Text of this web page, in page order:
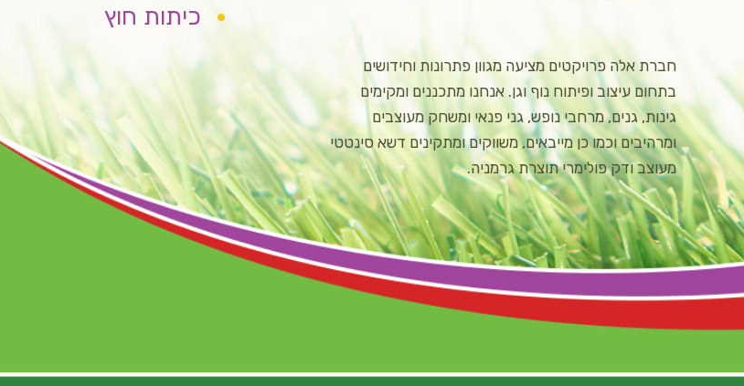
חברת אלה פרויקטים מציעה מגוון פתרונות וחידושים
בתחום עיצוב ופיתוח נוף וגן. אנחנו מתכננים ומקימים
גינות, גנים, מרחבי נופש, גני פנאי ומשחק מעוצבים
ומרהיבים וכמו כן מייבאים, משווקים ומתקינים דשא סינטטי
מעוצב ודק פולימרי תוצרת גרמניה.
כיתות חוץ